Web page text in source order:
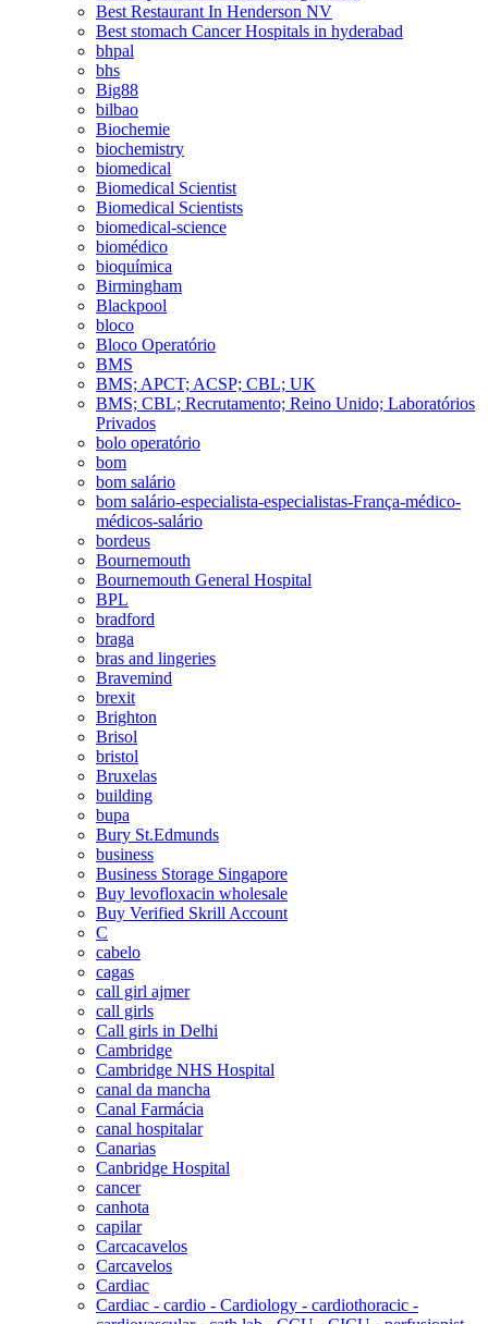
Best Restaurant In Henderson NV
Best stomach Cancer Hospitals in hyderabad
bhpal
bhs
Big88
bilbao
Biochemie
biochemistry
biomedical
Biomedical Scientist
Biomedical Scientists
biomedical-science
biomédico
bioquímica
Birmingham
Blackpool
bloco
Bloco Operatório
BMS
BMS; APCT; ACSP; CBL; UK
BMS; CBL; Recrutamento; Reino Unido; Laboratórios
Privados
bolo operatório
bom
bom salário
bom salário-especialista-especialistas-França-médico-
médicos-salário
bordeus
Bournemouth
Bournemouth General Hospital
BPL
bradford
braga
bras and lingeries
Bravemind
brexit
Brighton
Brisol
bristol
Bruxelas
building
bupa
Bury St.Edmunds
business
Business Storage Singapore
Buy levofloxacin wholesale
Buy Verified Skrill Account
C
cabelo
cagas
call girl ajmer
call girls
Call girls in Delhi
Cambridge
Cambridge NHS Hospital
canal da mancha
Canal Farmácia
canal hospitalar
Canarias
Canbridge Hospital
cancer
canhota
capilar
Carcacavelos
Carcavelos
Cardiac
Cardiac - cardio - Cardiology - cardiothoracic -